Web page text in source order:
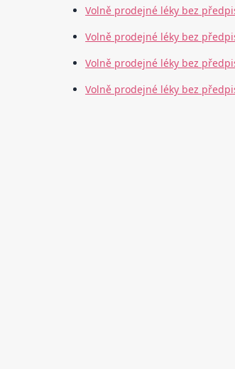
Volně prodejné léky bez
Volně prodejné léky bez
Volně prodejné léky bez
Volně prodejné léky bez